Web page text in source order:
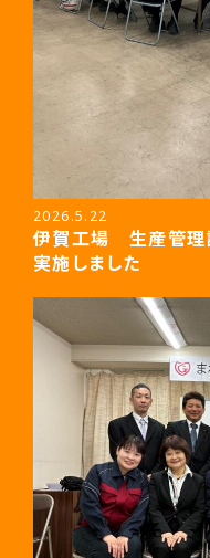
2026.5.22
伊賀工場 生産管理
実施しました